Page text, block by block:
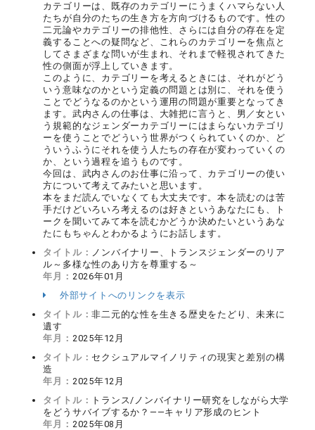
カテゴリーは、既存のカテゴリーにうまくハマらない人
たちが自分のたちの生き方を方向づけるものです。性の
二元論やカテゴリーの排他性、さらには自分の存在を定
義することへの疑問など、これらのカテゴリーを焦点と
してさまざまな問いが生まれ、それまで軽視されてきた
性の側面が浮上していきます。
このように、カテゴリーを考えるときには、それがどう
いう意味なのかという定義の問題とは別に、それを使う
ことでどうなるのかという運用の問題が重要となってき
ます。武内さんの仕事は、大雑把に言うと、男／女とい
う規範的なジェンダーカテゴリーにはまらないカテゴリ
ーを使うことでどういう世界がつくられていくのか、ど
ういうふうにそれを使う人たちの存在が変わっていくの
か、という過程を追うものです。
今回は、武内さんのお仕事に沿って、カテゴリーの使い
方について考えてみたいと思います。
本をまだ読んでいなくても大丈夫です。本を読むのは苦
手だけどいろいろ考えるのは好きというあなたにも、ト
ークを聞いてみて本を読むかどうか決めたいというあな
たにもちゃんとわかるようにお話します。
タイトル： ノンバイナリー、トランスジェンダーのリア
ル～多様な性のあり方を尊重する～
年月： 2026年01月
外部サイトへのリンクを表示
タイトル：非二元的な性を生きる歴史をたどり、未来に
遺す
年月： 2025年12月
タイトル： セクシュアルマイノリティの現実と差別の構
造
年月： 2025年12月
タイトル： トランス/ノンバイナリー研究をしながら大学
をどうサバイブするか？――キャリア形成のヒント
年月： 2025年08月